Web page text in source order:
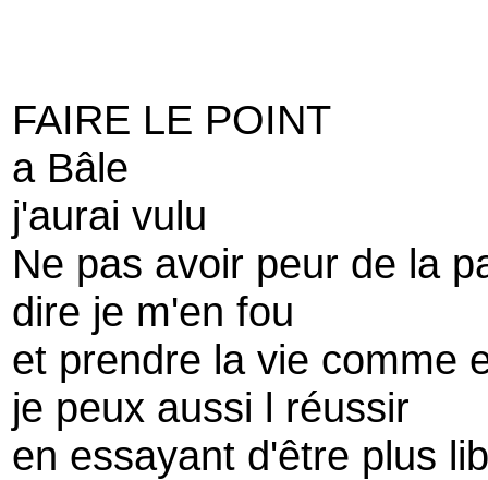
FAIRE LE POINT
a Bâle
j'aurai vulu
Ne pas avoir peur de la
dire je m'en fou
et prendre la vie comme
je peux aussi l réussir
en essayant d'être plus